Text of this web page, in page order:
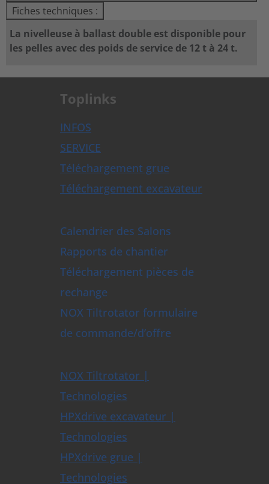
Fiches techniques :
La nivelleuse à ballast double est disponible pour
les pelles avec des poids de service de 12 t à 24 t.
Toplinks
INFOS
SERVICE
Téléchargement grue
Téléchargement excavateur
Calendrier des Salons
Rapports de chantier
Téléchargement pièces de
rechange
NOX Tiltrotator formulaire
de commande/d’offre
NOX Tiltrotator |
Technologies
HPXdrive excavateur |
Technologies
HPXdrive grue |
Technologies